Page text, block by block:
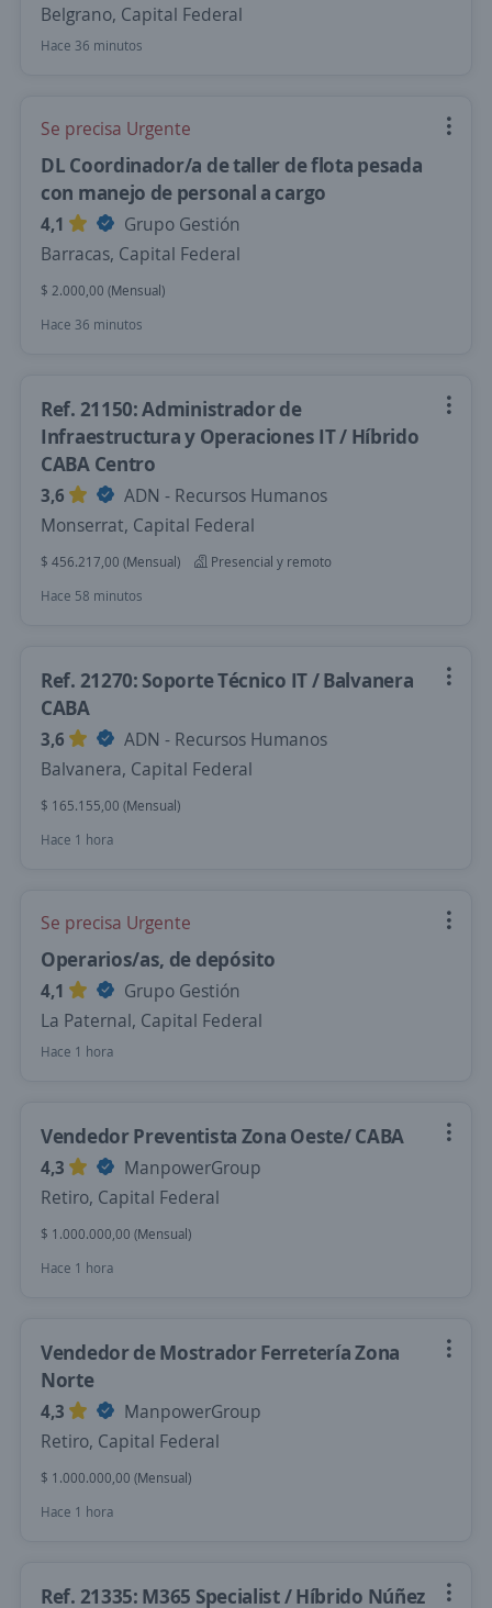
Belgrano, Capital Federal
Hace 36 minutos
Se precisa Urgente
DL Coordinador/a de taller de flota pesada
con manejo de personal a cargo
4,1
Grupo Gestión
Barracas, Capital Federal
$ 2.000,00 (Mensual)
Hace 36 minutos
Ref. 21150: Administrador de
Infraestructura y Operaciones IT / Híbrido
CABA Centro
3,6
ADN - Recursos Humanos
Monserrat, Capital Federal
$ 456.217,00 (Mensual)
Presencial y remoto
Hace 58 minutos
Ref. 21270: Soporte Técnico IT / Balvanera
CABA
3,6
ADN - Recursos Humanos
Balvanera, Capital Federal
$ 165.155,00 (Mensual)
Hace 1 hora
Se precisa Urgente
Operarios/as, de depósito
4,1
Grupo Gestión
La Paternal, Capital Federal
Hace 1 hora
Vendedor Preventista Zona Oeste/ CABA
4,3
ManpowerGroup
Retiro, Capital Federal
$ 1.000.000,00 (Mensual)
Hace 1 hora
Vendedor de Mostrador Ferretería Zona
Norte
4,3
ManpowerGroup
Retiro, Capital Federal
$ 1.000.000,00 (Mensual)
Hace 1 hora
Ref. 21335: M365 Specialist / Híbrido Núñez